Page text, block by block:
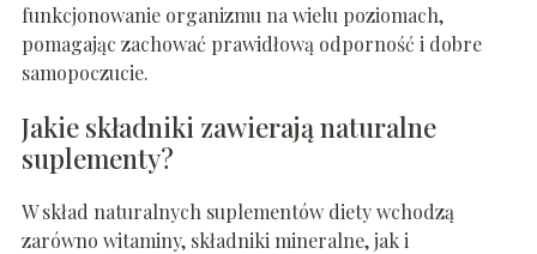
funkcjonowanie organizmu na wielu poziomach,
pomagając zachować prawidłową odporność i dobre
samopoczucie.
Jakie składniki zawierają naturalne
suplementy?
W skład naturalnych suplementów diety wchodzą
zarówno witaminy, składniki mineralne, jak i